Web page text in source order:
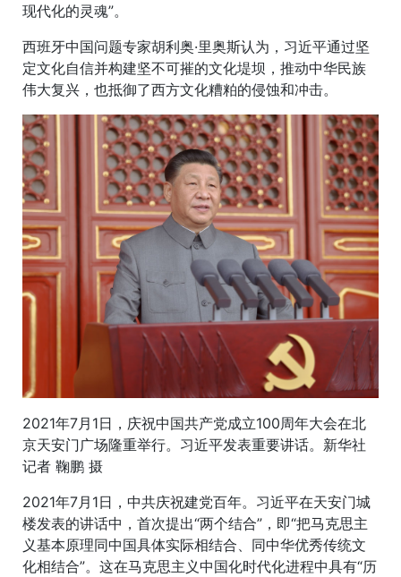
现代化的灵魂”。
西班牙中国问题专家胡利奥·里奥斯认为，习近平通过坚
定文化自信并构建坚不可摧的文化堤坝，推动中华民族
伟大复兴，也抵御了西方文化糟粕的侵蚀和冲击。
2021年7月1日，庆祝中国共产党成立100周年大会在北
京天安门广场隆重举行。习近平发表重要讲话。新华社
记者 鞠鹏 摄
2021年7月1日，中共庆祝建党百年。习近平在天安门城
楼发表的讲话中，首次提出“两个结合”，即“把马克思主
义基本原理同中国具体实际相结合、同中华优秀传统文
化相结合”。这在马克思主义中国化时代化进程中具有“历